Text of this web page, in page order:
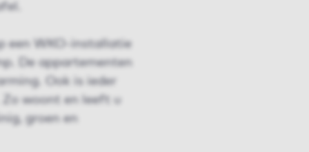
een WKO-installatie
De appartementen
Ook is ieder
woont en leeft u
groen en